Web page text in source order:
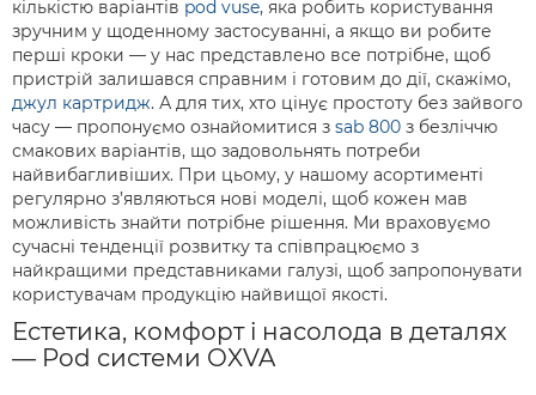
кількістю варіантів pod vuse, яка робить користування
зручним у щоденному застосуванні, а якщо ви робите
перші кроки — у нас представлено все потрібне, щоб
пристрій залишався справним і готовим до дії, скажімо,
джул картридж. А для тих, хто цінує простоту без зайвого
часу — пропонуємо ознайомитися з sab 800 з безліччю
смакових варіантів, що задовольнять потреби
найвибагливіших. При цьому, у нашому асортименті
регулярно з’являються нові моделі, щоб кожен мав
можливість знайти потрібне рішення. Ми враховуємо
сучасні тенденції розвитку та співпрацюємо з
найкращими представниками галузі, щоб запропонувати
користувачам продукцію найвищої якості.
Естетика, комфорт і насолода в деталях
— Pod системи OXVA